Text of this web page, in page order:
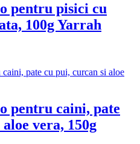
pentru pisici cu
100g Yarrah
pentru caini, pate
vera, 150g